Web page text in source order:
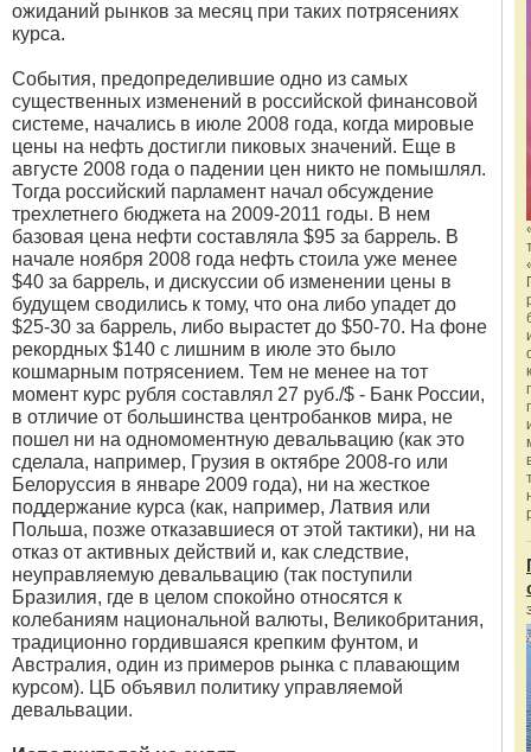
ожиданий рынков за месяц при таких потрясениях
курса.
События, предопределившие одно из самых
существенных изменений в российской финансовой
системе, начались в июле 2008 года, когда мировые
цены на нефть достигли пиковых значений. Еще в
августе 2008 года о падении цен никто не помышлял.
Тогда российский парламент начал обсуждение
трехлетнего бюджета на 2009-2011 годы. В нем
базовая цена нефти составляла $95 за баррель. В
начале ноября 2008 года нефть стоила уже менее
$40 за баррель, и дискуссии об изменении цены в
будущем сводились к тому, что она либо упадет до
$25-30 за баррель, либо вырастет до $50-70. На фоне
рекордных $140 с лишним в июле это было
кошмарным потрясением. Тем не менее на тот
момент курс рубля составлял 27 руб./$ - Банк России,
в отличие от большинства центробанков мира, не
пошел ни на одномоментную девальвацию (как это
сделала, например, Грузия в октябре 2008-го или
Белоруссия в январе 2009 года), ни на жесткое
поддержание курса (как, например, Латвия или
Польша, позже отказавшиеся от этой тактики), ни на
отказ от активных действий и, как следствие,
неуправляемую девальвацию (так поступили
Бразилия, где в целом спокойно относятся к
колебаниям национальной валюты, Великобритания,
традиционно гордившаяся крепким фунтом, и
Австралия, один из примеров рынка с плавающим
курсом). ЦБ объявил политику управляемой
девальвации.